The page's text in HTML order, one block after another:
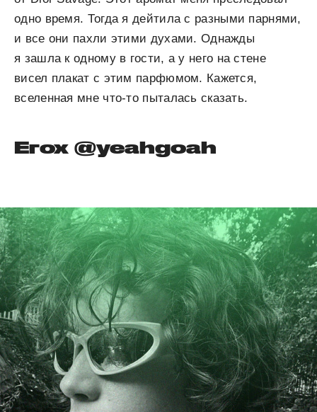
одно время. Тогда я дейтила с разными парнями,
и все они пахли этими духами. Однажды
я зашла к одному в гости, а у него на стене
висел плакат с этим парфюмом. Кажется,
вселенная мне что-то пыталась сказать.
Егох @yeahgoah